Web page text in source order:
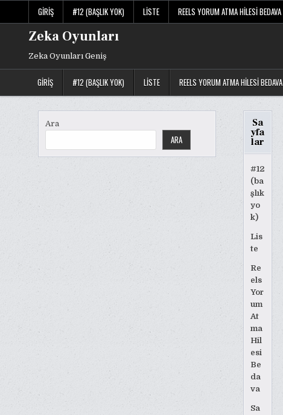
GIRIŞ #12 (BAŞLIK YOK) LISTE REELS YORUM ATMA HILESI BEDAVA
Zeka Oyunları
Zeka Oyunları Geniş
GIRIŞ #12 (BAŞLIK YOK) LISTE REELS YORUM ATMA HILESI BEDAVA
Ara
ARA
Sa
yfa
lar
#12
(ba
şlık
yo
k)
Lis
te
Re
els
Yor
um
At
ma
Hil
esi
Be
da
va
Sa